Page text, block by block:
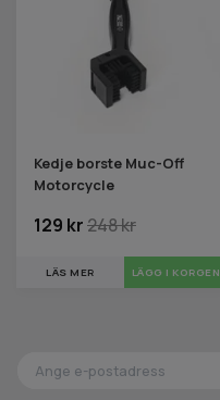
Kedje borste Muc-Off
Motorcycle
129 kr248 kr
LÄS MER